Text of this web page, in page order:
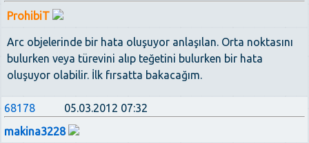
ProhibiT
Arc objelerinde bir hata oluşuyor anlaşılan. Orta noktasını
bulurken veya türevini alıp teğetini bulurken bir hata
oluşuyor olabilir. İlk fırsatta bakacağım.
68178
05.03.2012 07:32
makina3228